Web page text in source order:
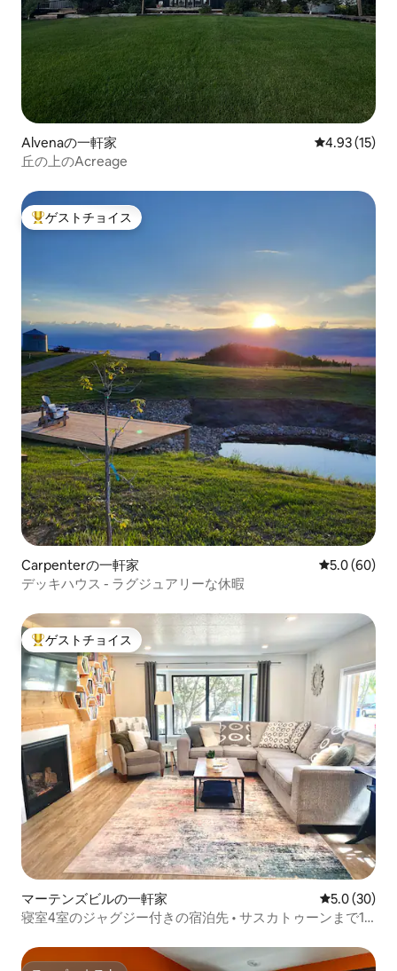
Alvenaの一軒家 レビュー15
4.93 (15)
丘の上のAcreage
大好評のゲストチョイスです。
ゲストチョイス
Carpenterの一軒家 レビュー60
5.0 (60)
デッキハウス - ラグジュアリーな休暇
大好評のゲストチョイスです。
ゲストチョイス
マーテンズビルの一軒家 レビュー30
5.0 (30)
寝室4室のジャグジー付きの宿泊先 • サスカトゥーンまで10